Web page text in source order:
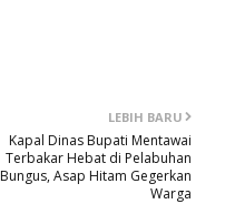
LEBIH BARU
Kapal Dinas Bupati Mentawai
Terbakar Hebat di Pelabuhan
Bungus, Asap Hitam Gegerkan
Warga